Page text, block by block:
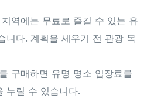
역에는 무료로 즐길 수 있는 유
니다. 계획을 세우기 전 관광 목
구매하면 유명 명소 입장료를
누릴 수 있습니다.